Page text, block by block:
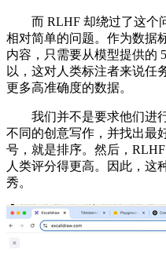
而 RLHF 却绕过了这个
相对简单的问题。作为数据
内容，只需要从模型提供的
以，这对人类标注者来说任
更多高准确度的数据。
我们并不是要求他们进行
不同的创意写作，并找出最
号，就是排序。然后，
人类评分得更高。因此，这
秀。